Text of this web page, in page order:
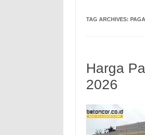
TAG ARCHIVES:
Harga
2026